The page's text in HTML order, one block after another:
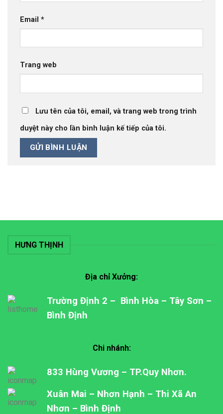
Email *
Trang web
Lưu tên của tôi, email, và trang web trong trình
duyệt này cho lần bình luận kế tiếp của tôi.
HƯNG THỊNH
Địa chỉ Xưởng:
Trường Định 2 – Bình Hòa – Tây Sơn –
Bình Định
Chi nhánh:
833 Hùng Vương – TP.Quy Nhơn.
Xuân Mai – Nhơn Hạnh – Thi Xã An
Nhơn – Bình Định